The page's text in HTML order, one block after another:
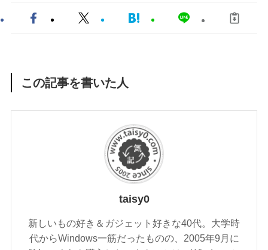
この記事を書いた人
taisy0
新しいもの好き＆ガジェット好きな40代。大学時
代からWindows一筋だったものの、2005年9月に